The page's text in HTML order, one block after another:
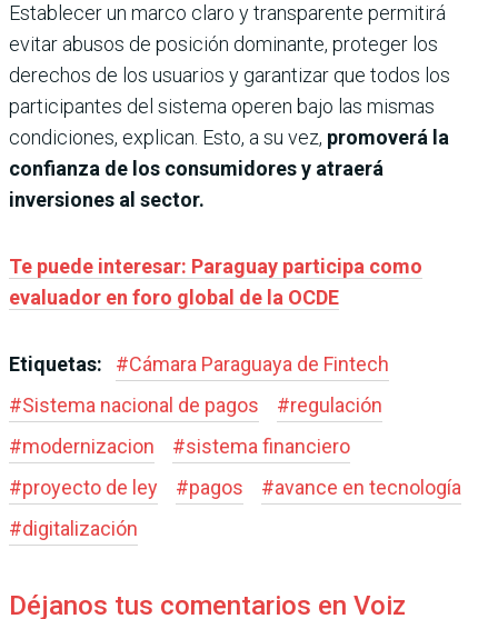
Establecer un marco claro y transparente permitirá
evitar abusos de posición dominante, proteger los
derechos de los usuarios y garantizar que todos los
participantes del sistema operen bajo las mismas
condiciones, explican. Esto, a su vez, promoverá la
confianza de los consumidores y atraerá
inversiones al sector.
Te puede interesar: Paraguay participa como
evaluador en foro global de la OCDE
Etiquetas: #Cámara Paraguaya de Fintech
#Sistema nacional de pagos #regulación
#modernizacion #sistema financiero
#proyecto de ley #pagos #avance en tecnología
#digitalización
Déjanos tus comentarios en Voiz